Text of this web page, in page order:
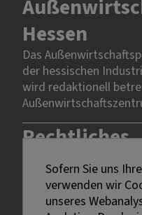
Hessen
Das
der hessischen
wird redaktionell
Rechtliches
Impressum
Datenschutz
Erklärung zur
Sofern Sie uns
verwenden wir
unseres